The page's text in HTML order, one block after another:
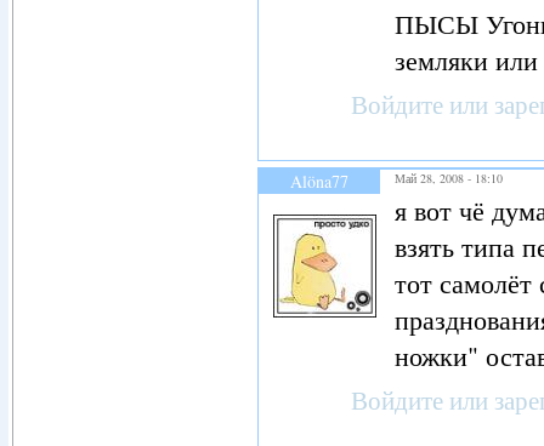
ПЫСЫ Угони
земляки
Войдите или
Alöna77 Май 28, 2008 - 18:10
я вот чё
взять типа
тот самолёт
ножки"
Войдите или